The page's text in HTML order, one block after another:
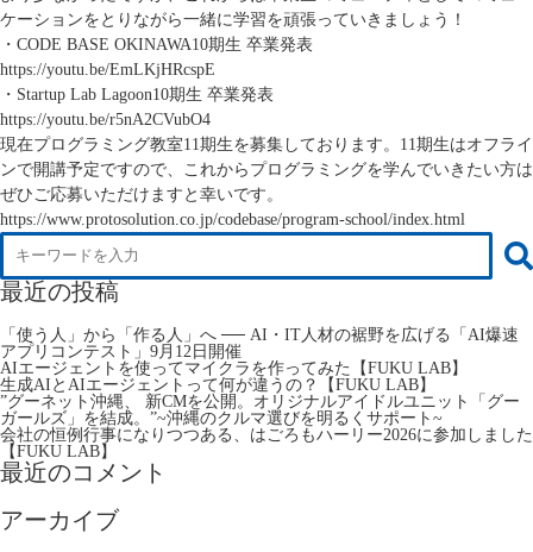
ケーションをとりながら一緒に学習を頑張っていきましょう！
・CODE BASE OKINAWA10期生 卒業発表
https://youtu.be/EmLKjHRcspE
・Startup Lab Lagoon10期生 卒業発表
https://youtu.be/r5nA2CVubO4
現在プログラミング教室11期生を募集しております。11期生はオフライ
ンで開講予定ですので、これからプログラミングを学んでいきたい方は
ぜひご応募いただけますと幸いです。
https://www.protosolution.co.jp/codebase/program-school/index.html
最近の投稿
「使う人」から「作る人」へ ── AI・IT人材の裾野を広げる「AI爆速
アプリコンテスト」9月12日開催
AIエージェントを使ってマイクラを作ってみた【FUKU LAB】
生成AIとAIエージェントって何が違うの？【FUKU LAB】
”グーネット沖縄、 新CMを公開。オリジナルアイドルユニット「グー
ガールズ」を結成。”~沖縄のクルマ選びを明るくサポート~
会社の恒例行事になりつつある、はごろもハーリー2026に参加しました
【FUKU LAB】
最近のコメント
アーカイブ